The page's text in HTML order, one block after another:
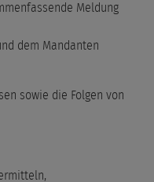
Meldung
dem Mandanten
sowie die Folgen von